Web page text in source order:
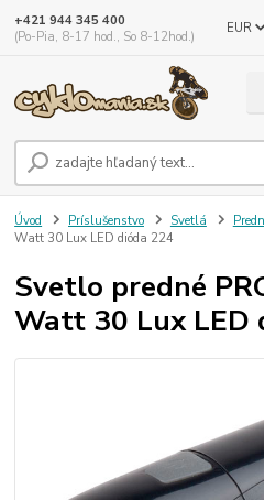
EUR
+421 944 345 400
(Po-Pia, 8-17 hod., So 8-12hod.)
Úvod Príslušenstvo Svetlá
Watt 30 Lux LED dióda 224
Svetlo predné
Watt 30 Lux LED